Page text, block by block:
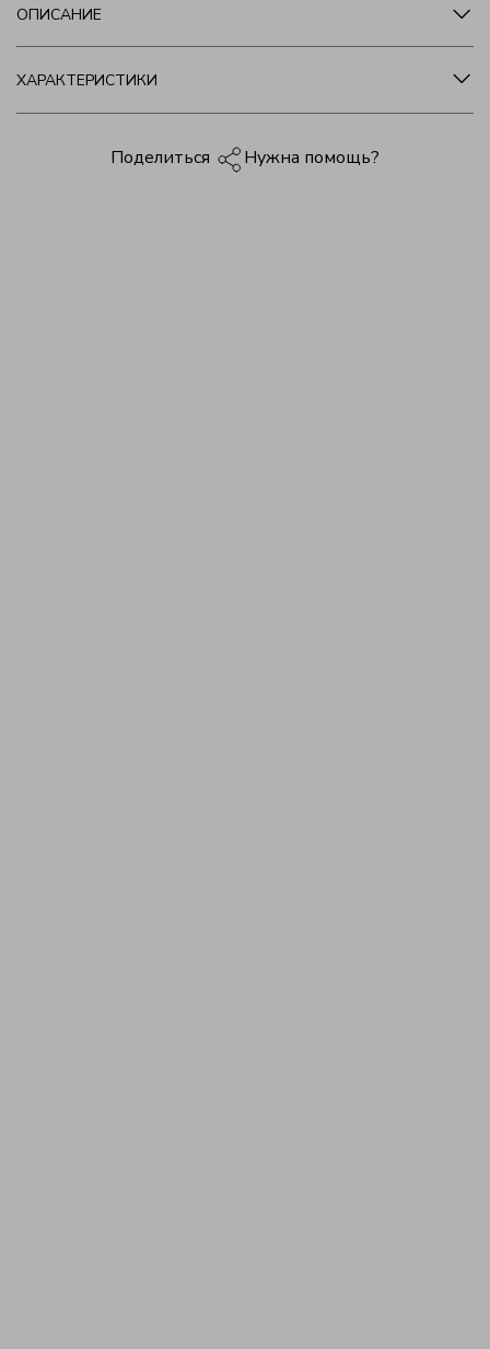
ОПИСАНИЕ
ХАРАКТЕРИСТИКИ
Поделиться Нужна помощь?